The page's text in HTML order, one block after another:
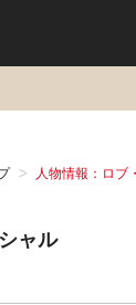
人物情報：ロブ
ャル